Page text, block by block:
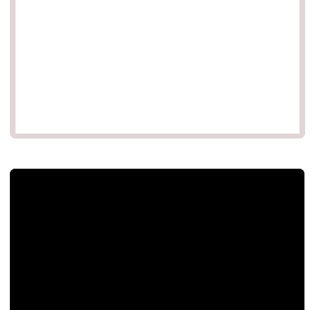
官方Youtube影片